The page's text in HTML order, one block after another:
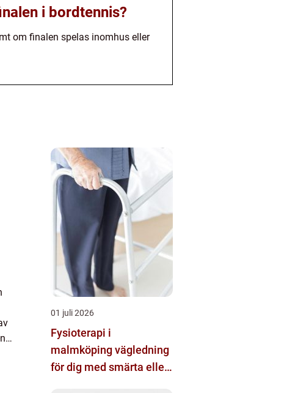
i bordtennis?
om finalen spelas inomhus eller
I
01 juli 2026
Fysioterapi i
malmköping vägledning
för dig med smärta eller